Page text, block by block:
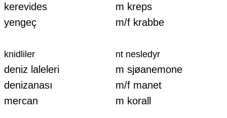
kerevides
m kreps
yengeç
m/f krabbe
knidliler nt nesledyr
deniz laleleri
m sjøanemone
denizanası
m/f manet
mercan
m korall